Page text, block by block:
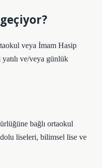
veya İmam Hasip
ve/veya günlük
bağlı ortaokul
liseleri, bilimsel lise ve